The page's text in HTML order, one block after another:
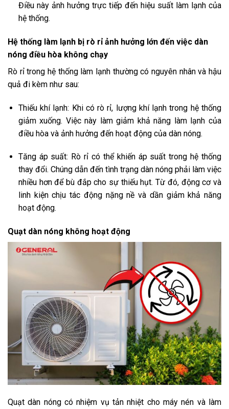
Điều này ảnh hưởng trực tiếp đến hiệu suất làm lạnh của
hệ thống.
Hệ thống làm lạnh bị rò rỉ ảnh hưởng lớn đến việc dàn
nóng điều hòa không chạy
Rò rỉ trong hệ thống làm lạnh thường có nguyên nhân và hậu
quả đi kèm như sau:
Thiếu khí lạnh: Khi có rò rỉ, lượng khí lạnh trong hệ thống
giảm xuống. Việc này làm giảm khả năng làm lạnh của
điều hòa và ảnh hưởng đến hoạt động của dàn nóng.
Tăng áp suất: Rò rỉ có thể khiến áp suất trong hệ thống
thay đổi. Chúng dẫn đến tình trạng dàn nóng phải làm việc
nhiều hơn để bù đắp cho sự thiếu hụt. Từ đó, động cơ và
linh kiện chịu tác động nặng nề và dần giảm khả năng
hoạt động.
Quạt dàn nóng không hoạt động
Quạt dàn nóng có nhiệm vụ tản nhiệt cho máy nén và làm